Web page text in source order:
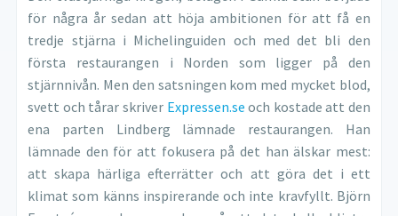
för några år sedan att höja ambitionen för att få en
tredje stjärna i Michelinguiden och med det bli den
första restaurangen i Norden som ligger på den
stjärnnivån. Men den satsningen kom med mycket blod,
svett och tårar skriver Expressen.se och kostade att den
ena parten Lindberg lämnade restaurangen. Han
lämnade den för att fokusera på det han älskar mest:
att skapa härliga efterrätter och att göra det i ett
klimat som känns inspirerande och inte kravfyllt. Björn